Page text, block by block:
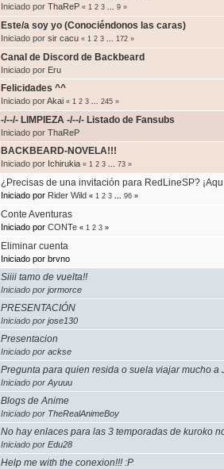
Iniciado por ThaReP « 1 2 3 9»
Este/a soy yo (Conociéndonos las caras)
Iniciado por sir cacu « 1 2 3 172»
Canal de Discord de Backbeard
Iniciado por Eru
Felicidades ^^
Iniciado porAkai « 1 2 3 245»
-/--/- LIMPIEZA -/--/- Listado de Fansubs
Iniciado por ThaReP
BACKBEARD-NOVELA!!!
Iniciado por Ichirukia « 1 2 3 73»
¿Precisas de una invitación para RedLineSP?
Iniciado por Rider Wild « 1 2 3 96»
Conte Aventuras
Iniciado por CONTe « 1 2 3»
Eliminar cuenta
Iniciado por brvno
Siiii tamo de vuelta!!
Iniciado por jormorce
PRESENTACIÓN
Iniciado por jose130
Presentacion
Iniciado por ackse
Pregunta para quien resida o suela viajar mucho a
Iniciado por Ayuuu
Blogs de Anime
Iniciado por TheRealAnimeBoy
No hay enlaces para las 3 temporadas de kuroko
Iniciado por Edu28
Help me with the conexion!!! :P